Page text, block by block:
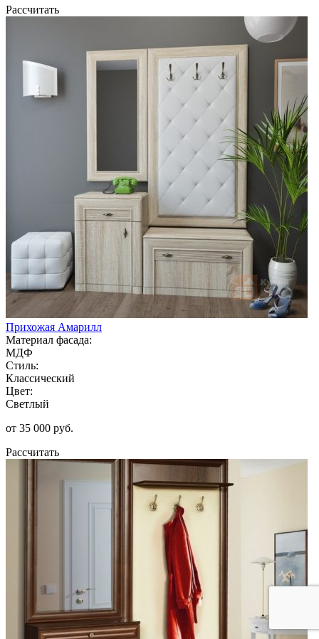
Рассчитать
Прихожая Амарилл
Материал фасада:
МДФ
Стиль:
Классический
Цвет:
Светлый
от 35 000 руб.
Рассчитать